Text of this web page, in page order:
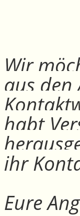
Wir
aus den
habt
ihr
Eure